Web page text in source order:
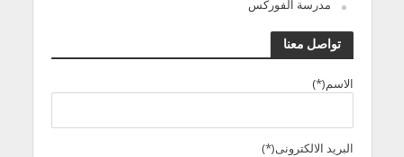
مدرسة الفوركس
تواصل معنا
الاسم(*)
البريد الالكترونى(*)